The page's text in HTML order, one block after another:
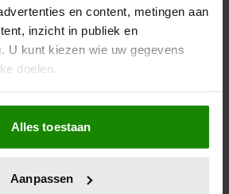
en content, metingen aan
inzicht in publiek en
U kunt kiezen wie uw gegevens
doelen.
we ook graag:
over uw geografische locatie,
meter nauwkeurig kan zijn
(fingerprinting)
Alles toestaan
Aanpassen
Abonneren
Digitaal lezen
Los kopen